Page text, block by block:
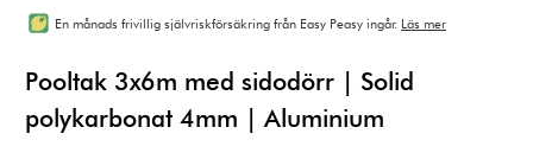
En månads frivillig självriskförsäkring från Easy Peasy ingår. Läs mer
Pooltak 3x6m med sidodörr | Solid
polykarbonat 4mm | Aluminium